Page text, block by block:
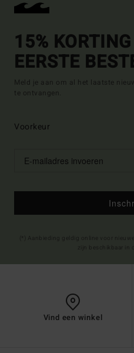
15%
EERSTE
Meld je aan om al het laatste
te ontvangen.
Voorkeur
Vind een winkel